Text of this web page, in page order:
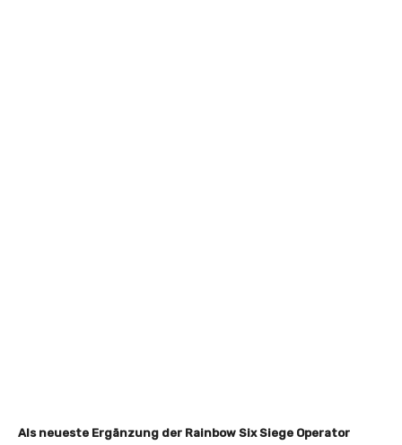
Als neueste Ergänzung der Rainbow Six Siege Operator